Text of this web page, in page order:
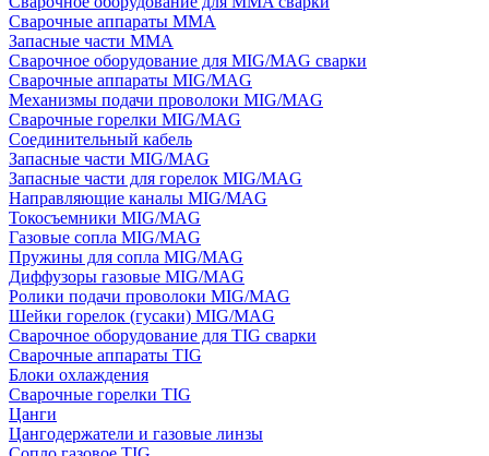
Сварочные аппараты MMA
Запасные части MMA
Сварочное оборудование для MIG/MAG сварки
Сварочные аппараты MIG/MAG
Механизмы подачи проволоки MIG/MAG
Сварочные горелки MIG/MAG
Соединительный кабель
Запасные части MIG/MAG
Запасные части для горелок MIG/MAG
Направляющие каналы MIG/MAG
Токосъемники MIG/MAG
Газовые сопла MIG/MAG
Пружины для сопла MIG/MAG
Диффузоры газовые MIG/MAG
Ролики подачи проволоки MIG/MAG
Шейки горелок (гусаки) MIG/MAG
Сварочное оборудование для TIG сварки
Сварочные аппараты TIG
Блоки охлаждения
Сварочные горелки TIG
Цанги
Цангодержатели и газовые линзы